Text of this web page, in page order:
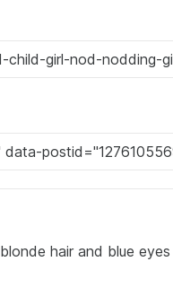
blonde hair and blue